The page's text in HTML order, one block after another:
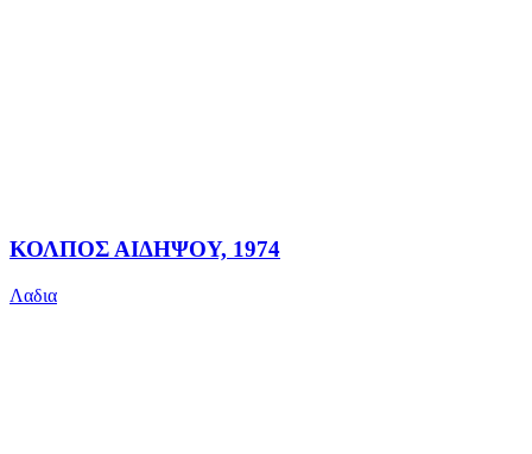
ΚΟΛΠΟΣ ΑΙΔΗΨΟΥ, 1974
Λαδια